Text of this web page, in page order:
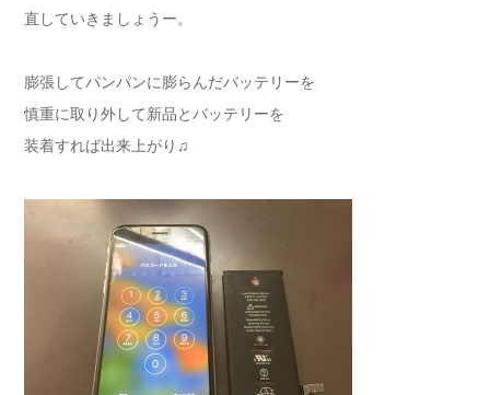
直していきましょうー。
膨張してパンパンに膨らんだバッテリーを
慎重に取り外して新品とバッテリーを
装着すれば出来上がり♫